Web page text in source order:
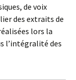
de voix
des extraits de
lors la
l’intégralité des